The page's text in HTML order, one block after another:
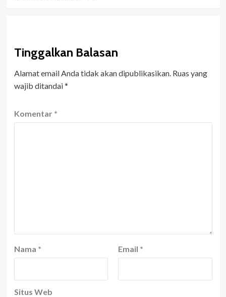
Tinggalkan Balasan
Alamat email Anda tidak akan dipublikasikan. Ruas yang
wajib ditandai*
Komentar *
Nama * Email *
Situs Web